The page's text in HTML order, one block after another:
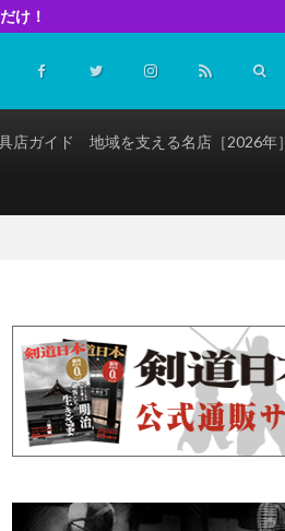
け！
店ガイド 地域を支える名店［2026年］